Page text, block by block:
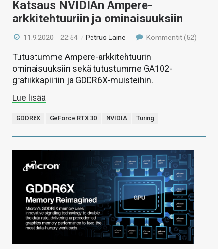
Katsaus NVIDIAn Ampere-
arkkitehtuuriin ja ominaisuuksiin
11.9.2020 - 22:54 /Petrus Laine Kommentit (52)
Tutustumme Ampere-arkkitehtuurin
ominaisuuksiin sekä tutustumme GA102-
grafiikkapiiriin ja GDDR6X-muisteihin.
Lue lisää
GDDR6X GeForce RTX 30 NVIDIA Turing